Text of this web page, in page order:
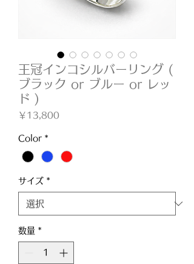
王冠インコシルバーリング (
ブラック or ブルー or レッ
ド )
￥13,800
Color *
サイズ *
数量 *